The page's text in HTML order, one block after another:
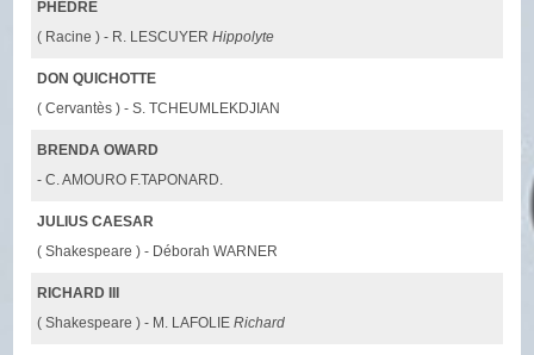
PHÈDRE
( Racine ) - R. LESCUYERHippolyte
DON QUICHOTTE
( Cervantès ) - S. TCHEUMLEKDJIAN
BRENDA OWARD
- C. AMOURO F.TAPONARD.
JULIUS CAESAR
( Shakespeare ) - Déborah WARNER
RICHARD III
( Shakespeare ) - M. LAFOLIERichard